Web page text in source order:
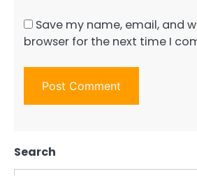
Save my name, email, and
browser for the next time I
Search